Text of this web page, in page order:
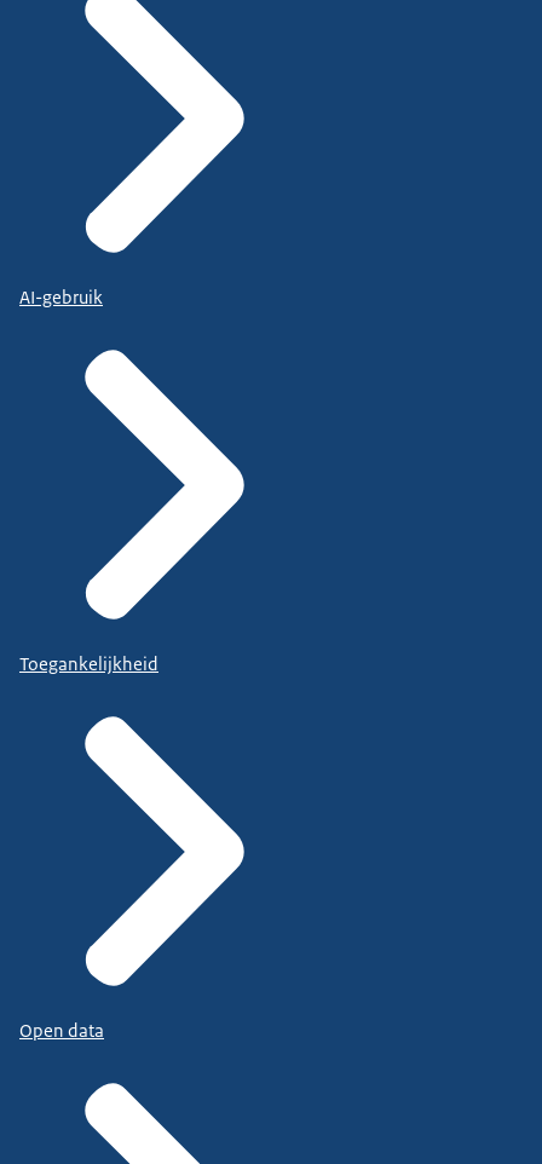
AI-gebruik
Toegankelijkheid
Open data